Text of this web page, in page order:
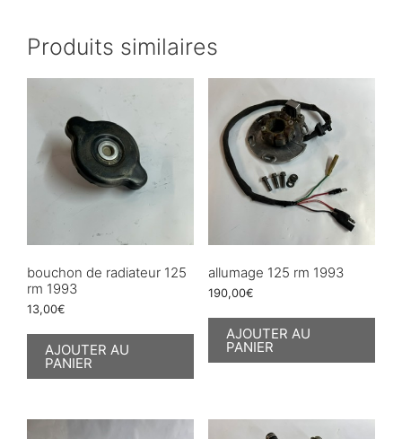
Produits similaires
bouchon de radiateur 125
rm 1993
13,00€
AJOUTER AU
PANIER
allumage 125 rm 1993
190,00€
AJOUTER AU
PANIER